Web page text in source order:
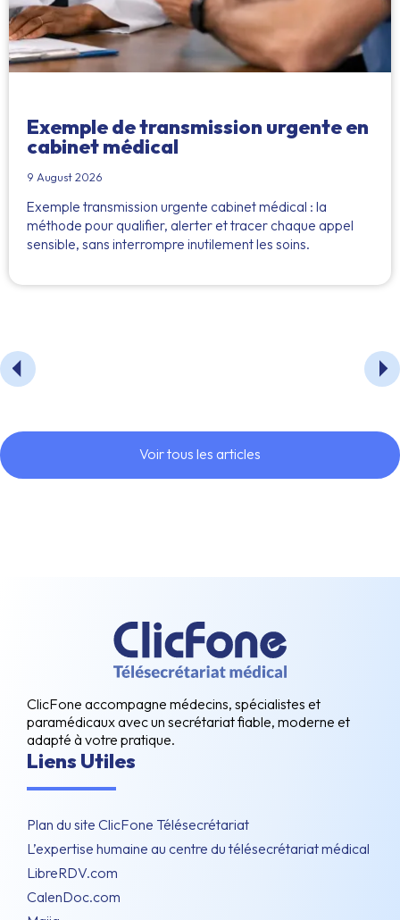
Exemple de transmission urgente en
cabinet médical
9 August 2026
Exemple transmission urgente cabinet médical : la
méthode pour qualifier, alerter et tracer chaque appel
sensible, sans interrompre inutilement les soins.
Voir tous les articles
ClicFone accompagne médecins, spécialistes et
paramédicaux avec un secrétariat fiable, moderne et
adapté à votre pratique.
Liens Utiles
Plan du site ClicFone Télésecrétariat
L’expertise humaine au centre du télésecrétariat médical
LibreRDV.com
CalenDoc.com